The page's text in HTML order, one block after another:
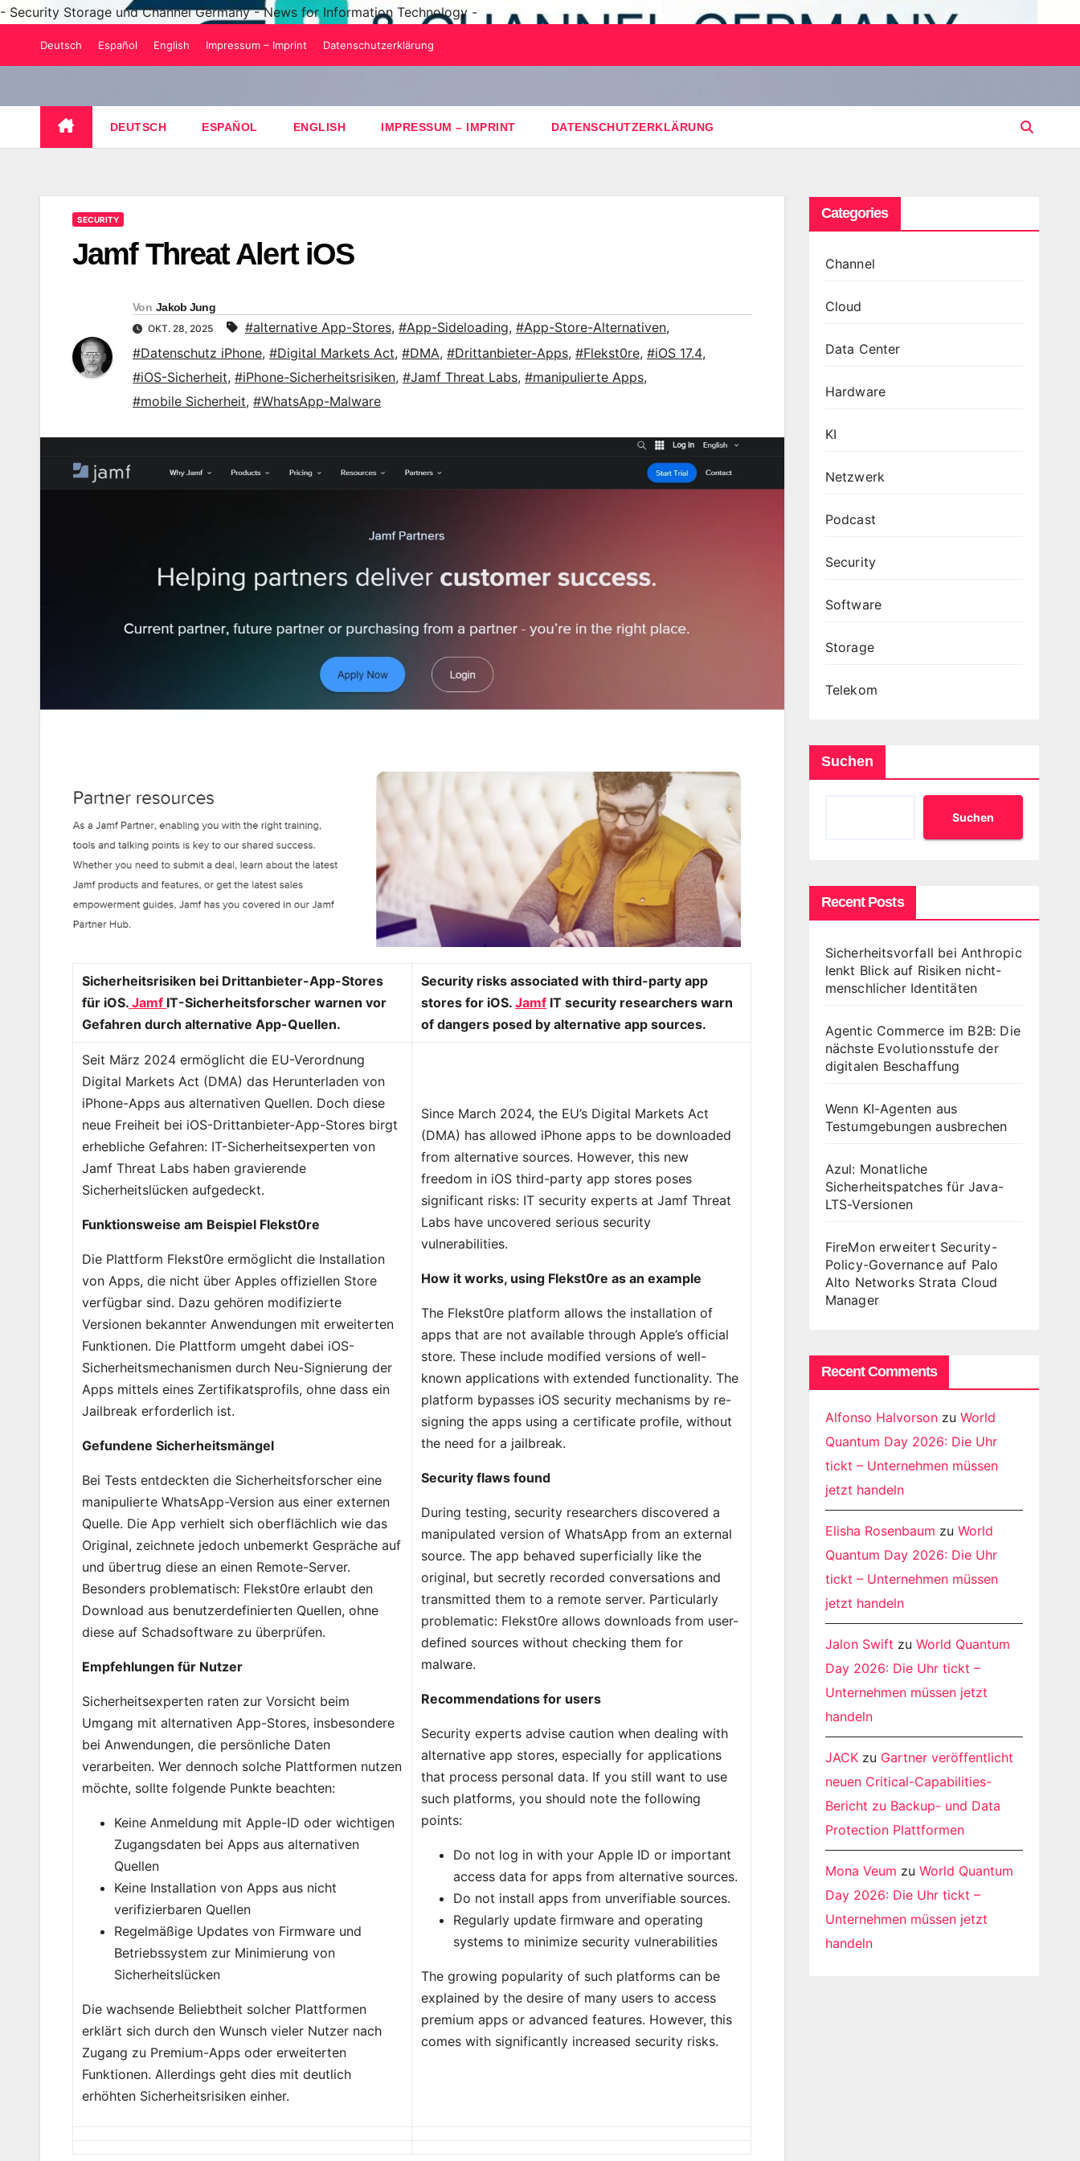
- Security Storage und Channel Germany - News for Information Technology -
Deutsch Español English Impressum – Imprint Datenschutzerklärung
DEUTSCH ESPAÑOL ENGLISH IMPRESSUM – IMPRINT DATENSCHUTZERKLÄRUNG
SECURITY
Jamf Threat Alert iOS
Von Jakob Jung
OKT. 28, 2025 #alternative App-Stores, #App-Sideloading, #App-Store-Alternativen,
#Datenschutz iPhone, #Digital Markets Act, #DMA, #Drittanbieter-Apps, #Flekst0re, #iOS 17.4,
#iOS-Sicherheit, #iPhone-Sicherheitsrisiken, #Jamf Threat Labs, #manipulierte Apps,
#mobile Sicherheit, #WhatsApp-Malware
Sicherheitsrisiken bei Drittanbieter-App-Stores
für iOS. Jamf IT-Sicherheitsforscher warnen vor
Gefahren durch alternative App-Quellen.
Security risks associated with third-party app
stores for iOS.Jamf IT security researchers warn
of dangers posed by alternative app sources.
Seit März 2024 ermöglicht die EU-Verordnung
Digital Markets Act (DMA) das Herunterladen von
iPhone-Apps aus alternativen Quellen. Doch diese
neue Freiheit bei iOS-Drittanbieter-App-Stores birgt
erhebliche Gefahren: IT-Sicherheitsexperten von
Jamf Threat Labs haben gravierende
Sicherheitslücken aufgedeckt.
Funktionsweise am Beispiel Flekst0re
Die Plattform Flekst0re ermöglicht die Installation
von Apps, die nicht über Apples offiziellen Store
verfügbar sind. Dazu gehören modifizierte
Versionen bekannter Anwendungen mit erweiterten
Funktionen. Die Plattform umgeht dabei iOS-
Sicherheitsmechanismen durch Neu-Signierung der
Apps mittels eines Zertifikatsprofils, ohne dass ein
Jailbreak erforderlich ist.
Gefundene Sicherheitsmängel
Bei Tests entdeckten die Sicherheitsforscher eine
manipulierte WhatsApp-Version aus einer externen
Quelle. Die App verhielt sich oberflächlich wie das
Original, zeichnete jedoch unbemerkt Gespräche auf
und übertrug diese an einen Remote-Server.
Besonders problematisch: Flekst0re erlaubt den
Download aus benutzerdefinierten Quellen, ohne
diese auf Schadsoftware zu überprüfen.
Empfehlungen für Nutzer
Sicherheitsexperten raten zur Vorsicht beim
Umgang mit alternativen App-Stores, insbesondere
bei Anwendungen, die persönliche Daten
verarbeiten. Wer dennoch solche Plattformen nutzen
möchte, sollte folgende Punkte beachten:
Keine Anmeldung mit Apple-ID oder wichtigen
Zugangsdaten bei Apps aus alternativen
Quellen
Keine Installation von Apps aus nicht
verifizierbaren Quellen
Regelmäßige Updates von Firmware und
Betriebssystem zur Minimierung von
Sicherheitslücken
Die wachsende Beliebtheit solcher Plattformen
erklärt sich durch den Wunsch vieler Nutzer nach
Zugang zu Premium-Apps oder erweiterten
Funktionen. Allerdings geht dies mit deutlich
erhöhten Sicherheitsrisiken einher.
Since March 2024, the EU’s Digital Markets Act
(DMA) has allowed iPhone apps to be downloaded
from alternative sources. However, this new
freedom in iOS third-party app stores poses
significant risks: IT security experts at Jamf Threat
Labs have uncovered serious security
vulnerabilities.
How it works, using Flekst0re as an example
The Flekst0re platform allows the installation of
apps that are not available through Apple’s official
store. These include modified versions of well-
known applications with extended functionality. The
platform bypasses iOS security mechanisms by re-
signing the apps using a certificate profile, without
the need for a jailbreak.
Security flaws found
During testing, security researchers discovered a
manipulated version of WhatsApp from an external
source. The app behaved superficially like the
original, but secretly recorded conversations and
transmitted them to a remote server. Particularly
problematic: Flekst0re allows downloads from user-
defined sources without checking them for
malware.
Recommendations for users
Security experts advise caution when dealing with
alternative app stores, especially for applications
that process personal data. If you still want to use
such platforms, you should note the following
points:
Do not log in with your Apple ID or important
access data for apps from alternative sources.
Do not install apps from unverifiable sources.
Regularly update firmware and operating
systems to minimize security vulnerabilities
The growing popularity of such platforms can be
explained by the desire of many users to access
premium apps or advanced features. However, this
comes with significantly increased security risks.
Categories
Channel
Cloud
Data Center
Hardware
KI
Netzwerk
Podcast
Security
Software
Storage
Telekom
Suchen
Suchen
Recent Posts
Sicherheitsvorfall bei Anthropic
lenkt Blick auf Risiken nicht-
menschlicher Identitäten
Agentic Commerce im B2B: Die
nächste Evolutionsstufe der
digitalen Beschaffung
Wenn KI-Agenten aus
Testumgebungen ausbrechen
Azul: Monatliche
Sicherheitspatches für Java-
LTS-Versionen
FireMon erweitert Security-
Policy-Governance auf Palo
Alto Networks Strata Cloud
Manager
Recent Comments
Alfonso Halvorsonzu World
Quantum Day 2026: Die Uhr
tickt – Unternehmen müssen
jetzt handeln
Elisha Rosenbaum zu World
Quantum Day 2026: Die Uhr
tickt – Unternehmen müssen
jetzt handeln
Jalon Swift zu World Quantum
Day 2026: Die Uhr tickt –
Unternehmen müssen jetzt
handeln
JACKzu Gartner veröffentlicht
neuen Critical-Capabilities-
Bericht zu Backup- und Data
Protection Plattformen
Mona Veum zu World Quantum
Day 2026: Die Uhr tickt –
Unternehmen müssen jetzt
handeln